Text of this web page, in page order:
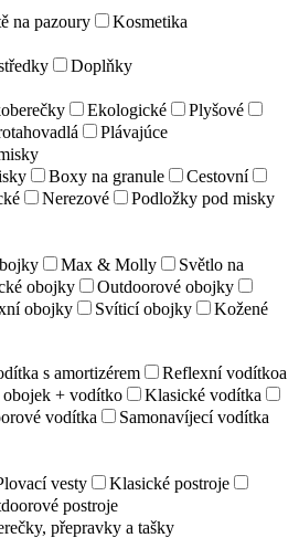
na pazoury
Kosmetika
Doplňky
Ekologické
Plyšové
Plávajúce
Boxy na granule
Cestovní
Nerezové
Podložky pod misky
Max & Molly
Světlo na
obojky
Outdoorové obojky
obojky Svíticí obojky
Kožené
s amortizérem
Reflexní vodítkoa
obojek + vodítko
Klasické vodítka
vodítka
Samonavíjecí vodítka
vesty
Klasické postroje
postroje
přepravky a tašky